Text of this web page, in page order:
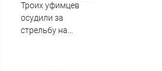
Троих уфимцев
осудили за
стрельбу на